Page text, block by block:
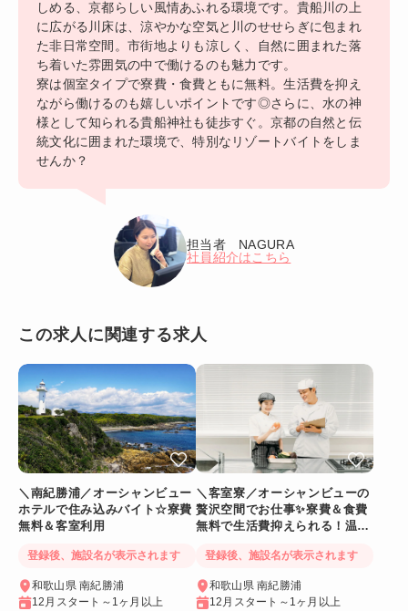
しめる、京都らしい風情あふれる環境です。貴船川の上
に広がる川床は、涼やかな空気と川のせせらぎに包まれ
た非日常空間。市街地よりも涼しく、自然に囲まれた落
ち着いた雰囲気の中で働けるのも魅力です。
寮は個室タイプで寮費・食費ともに無料。生活費を抑え
ながら働けるのも嬉しいポイントです◎さらに、水の神
様として知られる貴船神社も徒歩すぐ。京都の自然と伝
統文化に囲まれた環境で、特別なリゾートバイトをしま
せんか？
担当者 NAGURA
社員紹介はこちら
この求人に関連する求人
＼南紀勝浦／オーシャンビュー
ホテルで住み込みバイト☆寮費
無料＆客室利用
登録後、施設名が表示されます
和歌山県 南紀勝浦
12月スタート～1ヶ月以上
＼客室寮／オーシャンビューの
贅沢空間でお仕事✨寮費＆食費
無料で生活費抑えられる！温泉
登録後、施設名が表示されます
和歌山県 南紀勝浦
12月スタート～1ヶ月以上